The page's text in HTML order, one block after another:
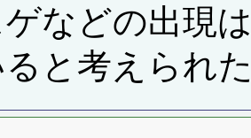
ゲなどの出現
と考えられ